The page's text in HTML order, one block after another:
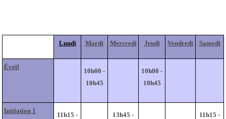
Lundi Mardi Mercredi Jeudi Vendredi Samedi
Éveil
10h00 -
10h45
10h00 -
10h45
Initiation 1
11h15 -
13h45 -
11h15 -